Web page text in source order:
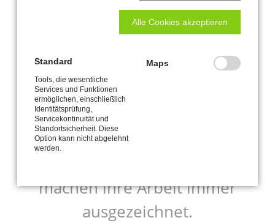
Preis-Leistungs-Verhältnis,
Professionalität, Qualität
Gutes Personal, sind immer
machen ihre Arbeit immer
ausgezeichnet.
Alle Cookies akzeptieren
Standard
Tools, die wesentliche
Services und Funktionen
ermöglichen, einschließlich
Identitätsprüfung,
Servicekontinuität und
Standortsicherheit. Diese
Option kann nicht abgelehnt
werden.
Maps